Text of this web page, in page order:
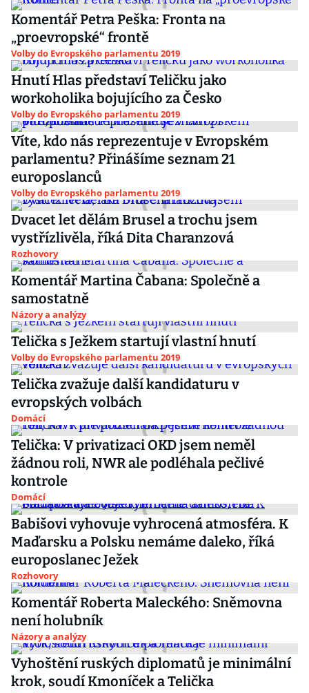
Komentář Petra Peška: Fronta na
„proevropské“ frontě
Volby do Evropského parlamentu 2019
Hnutí Hlas představí Teličku jako
workoholika bojujícího za Česko
Volby do Evropského parlamentu 2019
Víte, kdo nás reprezentuje v Evropském
parlamentu? Přinášíme seznam 21
europoslanců
Volby do Evropského parlamentu 2019
Dvacet let dělám Brusel a trochu jsem
vystřízlivěla, říká Dita Charanzová
Rozhovory
Komentář Martina Čabana: Společně a
samostatně
Názory a analýzy
Telička s Ježkem startují vlastní hnutí
Volby do Evropského parlamentu 2019
Telička zvažuje další kandidaturu v
evropských volbách
Domácí
Telička: V privatizaci OKD jsem neměl
žádnou roli, NWR ale podléhala pečlivé
kontrole
Domácí
Babišovi vyhovuje vyhrocená atmosféra. K
Maďarsku a Polsku nemáme daleko, říká
europoslanec Ježek
Rozhovory
Komentář Roberta Maleckého: Sněmovna
není holubník
Názory a analýzy
Vyhoštění ruských diplomatů je minimální
krok, soudí Kmoníček a Telička